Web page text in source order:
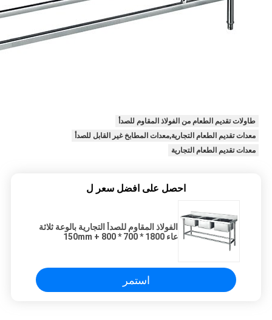
طاولات تقديم الطعام من الفولاذ المقاوم للصدأ
معدات تقديم الطعام التجارية,معدات المطابخ غير القابل للصدأ
معدات تقديم الطعام التجارية
احصل على افضل سعر ل
الفولاذ المقاوم للصدأ التجارية بالوعة ثلاثة
عاء 1800 * 700 * 800 + 150mm
استمر